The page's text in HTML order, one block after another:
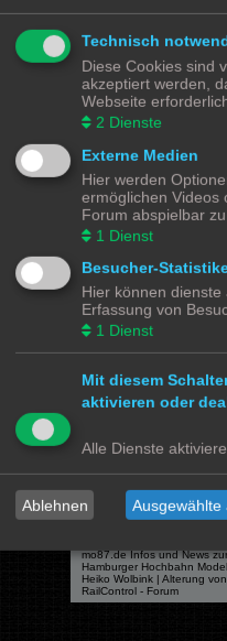
Es wurden keine passenden
Die Suche
Modellbahnforum
Powered by
Datenschutz|
Webseiten
Das Mittelleiter Magazin
Olli's Modellbahn Seite
Social Media
lenasmodellbahn <-
johns MOBA <- YouTube
Länderbahnzeit im Modell <-
mo87.de Infos und News
Hamburger Hochbahn
Heiko Wolbink | Alterung
RailControl - Forum
Technisch
Diese Cookies sind
akzeptiert werden,
Webseite
2 Dienste
Externe Medien
Hier werden
ermöglichen Videos
Forum abspielbar zu
1 Dienst
Besucher-
Hier können
Erfassung von
1 Dienst
Mit diesem
aktivieren oder
Alle Dienste
Ablehnen Ausgewählte